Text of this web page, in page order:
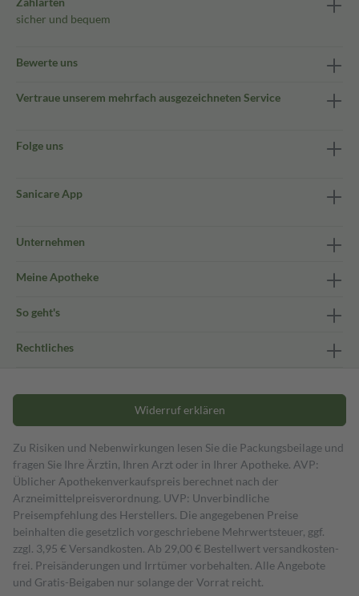
sicher und bequem
Bewerte uns
Vertraue unserem mehrfach ausgezeichneten Service
Folge uns
Sanicare App
Unternehmen
Meine Apotheke
So geht's
Rechtliches
Widerruf erklären
Zu Risiken und Nebenwirkungen lesen Sie die Packungsbeilage und
fragen Sie Ihre Ärztin, Ihren Arzt oder in Ihrer Apotheke. AVP:
Üblicher Apothekenverkaufspreis berechnet nach der
Arzneimittelpreisverordnung. UVP: Unverbindliche
Preisempfehlung des Herstellers. Die angegebenen Preise
beinhalten die gesetzlich vorgeschriebene Mehrwertsteuer, ggf.
zzgl. 3,95 € Versandkosten. Ab 29,00 € Bestell­wert versand­kosten­
frei. Preisänderungen und Irrtümer vorbehalten. Alle Angebote
und Gratis-Beigaben nur solange der Vorrat reicht.